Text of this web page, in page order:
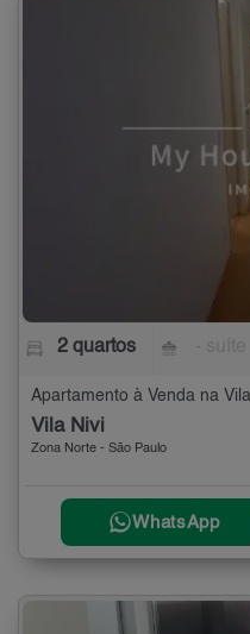
2 quartos
Apartamento à Venda na
Vila Nivi
Zona Norte - São Paulo
WhatsApp